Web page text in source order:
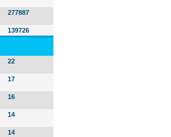
277887
139726
22
17
16
14
14